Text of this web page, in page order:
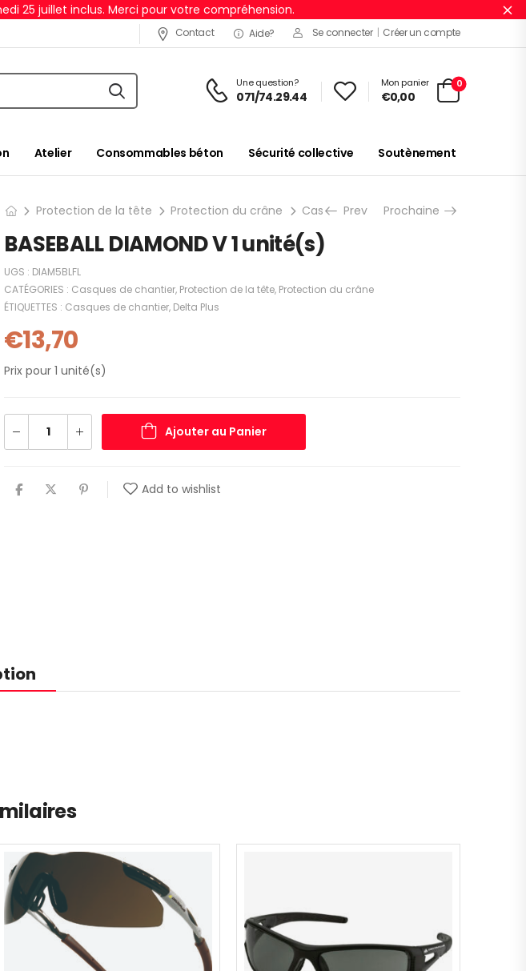
25 juillet inclus. Merci pour votre compréhension.
Contact Aide? Se connecter | Créer un compte
Une question?
071/74.29.44
Mon panier
€0,00
0
Atelier Consommables béton Sécurité collective Soutènement
Protection de la tête Protection du crâne Casques de chantier BASEBALL
Prev Prochaine
BASEBALL DIAMOND V 1 unité(s)
UGS : DIAM5BLFL
CATÉGORIES : Casques de chantier, Protection de la tête, Protection du crâne
ÉTIQUETTES : Casques de chantier, Delta Plus
€13,70
Prix pour 1 unité(s)
Ajouter au Panier
Add to wishlist